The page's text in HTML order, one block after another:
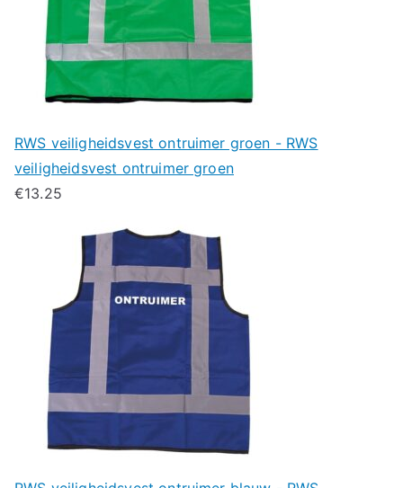
RWS veiligheidsvest ontruimer groen - RWS
veiligheidsvest ontruimer groen
€13.25